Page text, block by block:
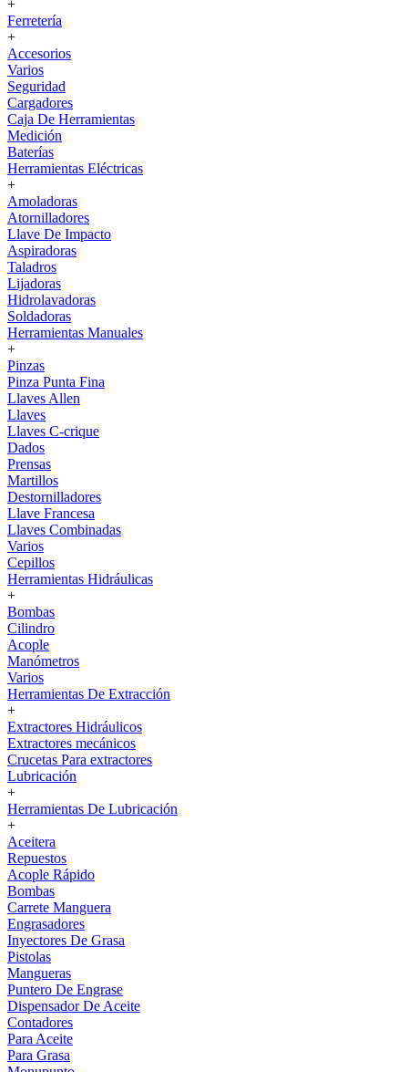
+
Ferretería
+
Accesorios
Varios
Seguridad
Cargadores
Caja De Herramientas
Medición
Baterías
Herramientas Eléctricas
+
Amoladoras
Atornilladores
Llave De Impacto
Aspiradoras
Taladros
Lijadoras
Hidrolavadoras
Soldadoras
Herramientas Manuales
+
Pinzas
Pinza Punta Fina
Llaves Allen
Llaves
Llaves C-crique
Dados
Prensas
Martillos
Destornilladores
Llave Francesa
Llaves Combinadas
Varios
Cepillos
Herramientas Hidráulicas
+
Bombas
Cilindro
Acople
Manómetros
Varios
Herramientas De Extracción
+
Extractores Hidráulicos
Extractores mecánicos
Crucetas Para extractores
Lubricación
+
Herramientas De Lubricación
+
Aceitera
Repuestos
Acople Rápido
Bombas
Carrete Manguera
Engrasadores
Inyectores De Grasa
Pistolas
Mangueras
Puntero De Engrase
Dispensador De Aceite
Contadores
Para Aceite
Para Grasa